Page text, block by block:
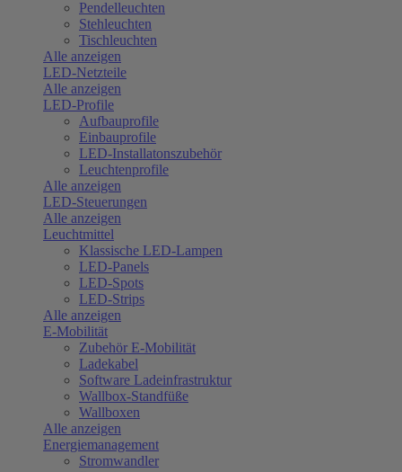
Pendelleuchten
Stehleuchten
Tischleuchten
Alle anzeigen
LED-Netzteile
Alle anzeigen
LED-Profile
Aufbauprofile
Einbauprofile
LED-Installatonszubehör
Leuchtenprofile
Alle anzeigen
LED-Steuerungen
Alle anzeigen
Leuchtmittel
Klassische LED-Lampen
LED-Panels
LED-Spots
LED-Strips
Alle anzeigen
E-Mobilität
Zubehör E-Mobilität
Ladekabel
Software Ladeinfrastruktur
Wallbox-Standfüße
Wallboxen
Alle anzeigen
Energiemanagement
Stromwandler